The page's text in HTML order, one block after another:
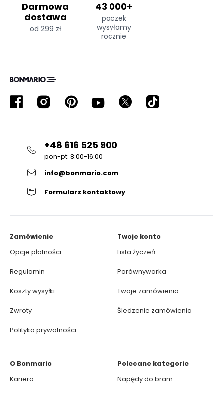
Darmowa
dostawa
od 299 zł
43 000+
paczek
wysyłamy
rocznie
+48 616 525 900
pon-pt: 8:00-16:00
info@bonmario.com
Formularz kontaktowy
Zamówienie
Opcje płatności
Regulamin
Koszty wysyłki
Zwroty
Polityka prywatności
Twoje konto
Lista życzeń
Porównywarka
Twoje zamówienia
Śledzenie zamówienia
O Bonmario
Kariera
Polecane kategorie
Napędy do bram